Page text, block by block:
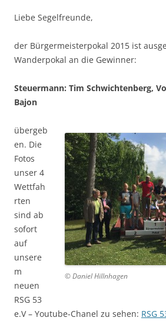
Liebe Segelfreunde,
der Bürgermeisterpokal 2015 ist
Wanderpokal an die Gewinner:
Steuermann: Tim Schwichtenberg,
Bajon
© Daniel Hillnhagen
übergeb
en. Die
Fotos
unser 4
Wettfah
rten
sind ab
sofort
auf
unsere
m
neuen
RSG 53
e.V – Youtube-Chanel zu sehen: RSG